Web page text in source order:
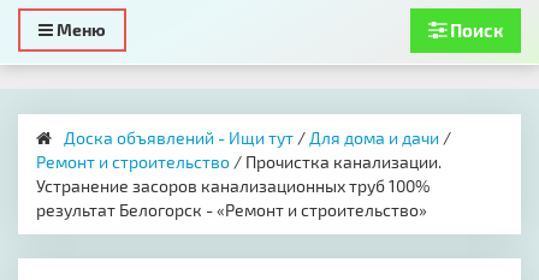
Toggle
navigation
Меню Поиск
Доска объявлений - Ищи тут / Для дома и дачи /
Ремонт и строительство / Прочистка канализации.
Устранение засоров канализационных труб 100%
результат Белогорск - «Ремонт и строительство»